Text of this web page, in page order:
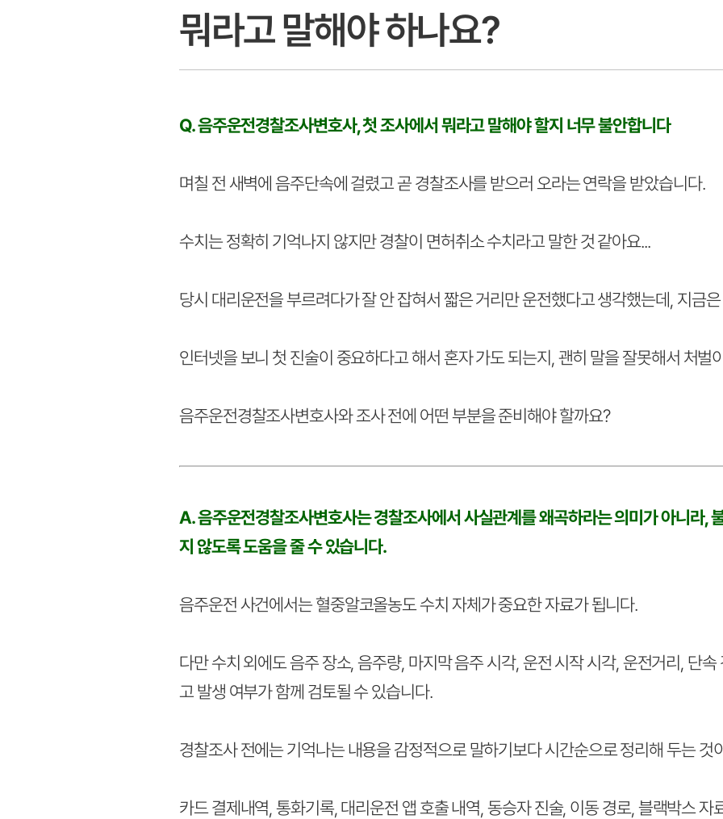
뭐라고 말해야 하나요?
Q. 음주운전경찰조사변호사, 첫 조사에서 뭐라고 말해야 할지 너무 불안합니다
며칠 전 새벽에 음주단속에 걸렸고 곧 경찰조사를 받으러 오라는 연락을 받았습니다.
수치는 정확히 기억나지 않지만 경찰이 면허취소 수치라고 말한 것 같아요...
당시 대리운전을 부르려다가 잘 안 잡혀서 짧은 거리만 운전했다고 생각했는데, 지금
인터넷을 보니 첫 진술이 중요하다고 해서 혼자 가도 되는지, 괜히 말을 잘못해서 처벌
음주운전경찰조사변호사와 조사 전에 어떤 부분을 준비해야 할까요?
A. 음주운전경찰조사변호사는 경찰조사에서 사실관계를 왜곡하라는 의미가 아니라,
지 않도록 도움을 줄 수 있습니다.
음주운전 사건에서는 혈중알코올농도 수치 자체가 중요한 자료가 됩니다.
다만 수치 외에도 음주 장소, 음주량, 마지막 음주 시각, 운전 시작 시각, 운전거리, 단
고 발생 여부가 함께 검토될 수 있습니다.
경찰조사 전에는 기억나는 내용을 감정적으로 말하기보다 시간순으로 정리해 두는 것
카드 결제내역, 통화기록, 대리운전 앱 호출 내역, 동승자 진술, 이동 경로, 블랙박스 자